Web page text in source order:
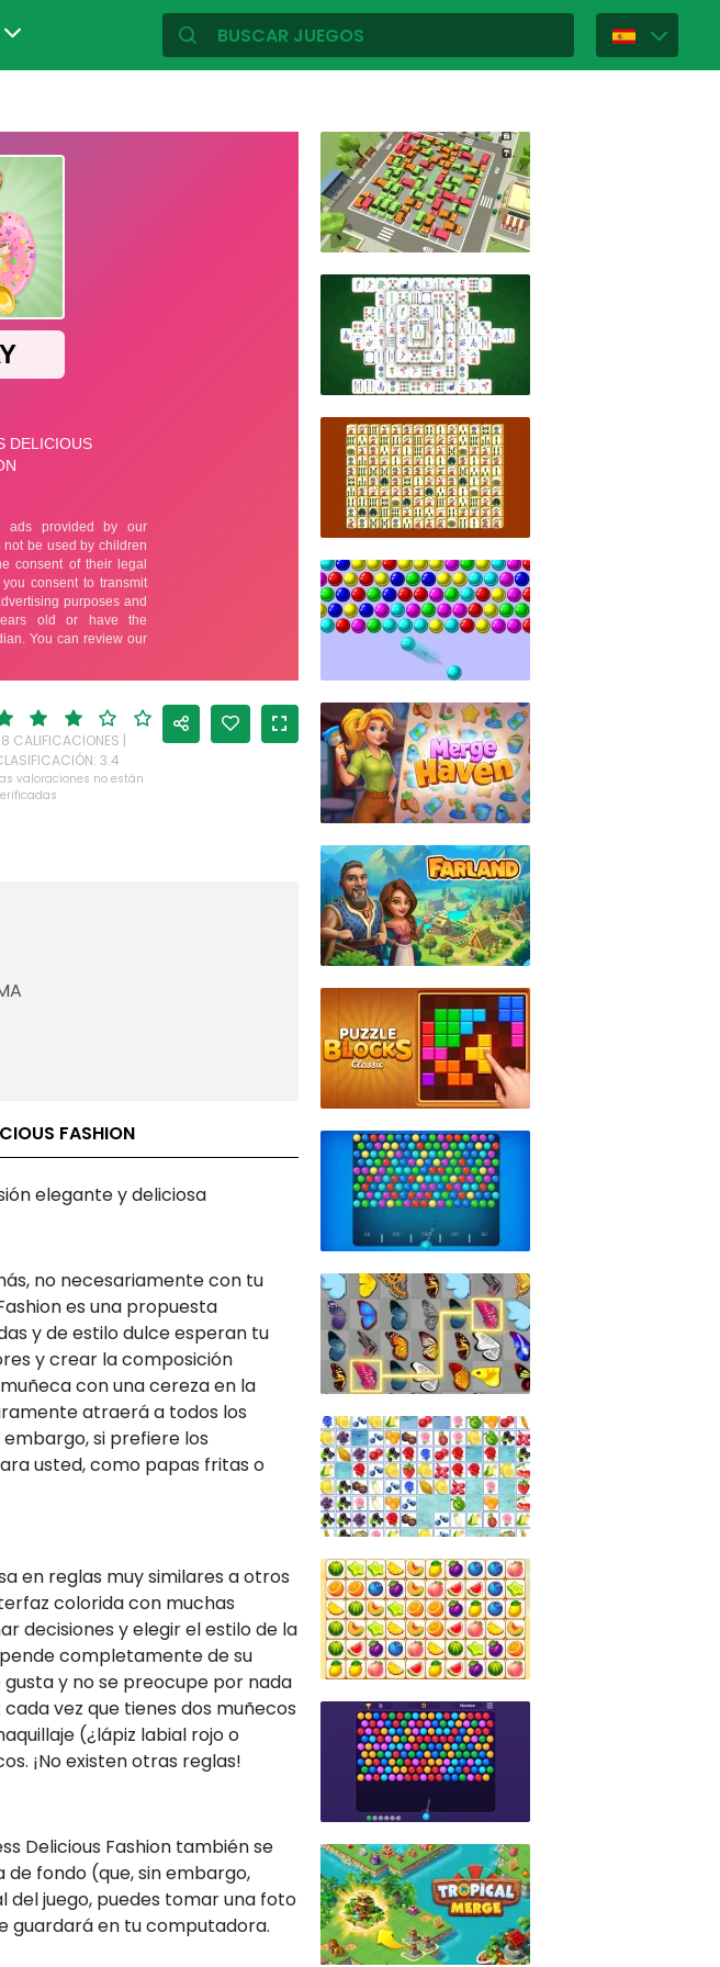
CALIFICACIONES |
3.4
valoraciones no están
FASHION
elegante y deliciosa
no necesariamente con tu
es una propuesta
y de estilo dulce esperan tu
y crear la composición
con una cereza en la
atraerá a todos los
si prefiere los
usted, como papas fritas o
en reglas muy similares a otros
colorida con muchas
decisiones y elegir el estilo de la
completamente de su
y no se preocupe por nada
vez que tienes dos muñecos
(¿lápiz labial rojo o
¡No existen otras reglas!
Delicious Fashion también se
fondo (que, sin embargo,
del juego, puedes tomar una foto
guardará en tu computadora.